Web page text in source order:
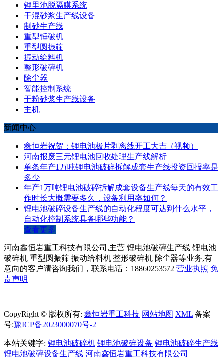
锂里池脱隔膜系统
干混砂浆生产线设备
制砂生产线
重型锤破机
重型圆振筛
振动给料机
整形破碎机
除尘器
智能控制系统
干粉砂浆生产线设备
主机
新闻中心
鑫恒岩祝贺：锂电池极片剥离线开工大吉（视频）
河南报废三元锂电池回收处理生产线解析
单条年产1万吨锂电池破碎拆解成套生产线投资回报率是
多少
年产1万吨锂电池破碎拆解成套设备生产线每天的有效工
作时长大概需要多久，设备利用率如何？
锂电池破碎设备生产线的自动化程度可达到什么水平，
自动化控制系统具备哪些功能？
查看更多
河南鑫恒岩重工科技有限公司,主营 锂电池破碎生产线 锂电池
破碎机 重型圆振筛 振动给料机 整形破碎机 除尘器等业务,有
意向的客户请咨询我们，联系电话：18860253572 营业执照 免
责声明
CopyRight © 版权所有: 鑫恒岩重工科技 网站地图 XML 备案
号:豫ICP备2023000070号-2
本站关键字: 锂电池破碎机 锂电池破碎设备 锂电池破碎生产线
锂电池破碎设备生产线 河南鑫恒岩重工科技有限公司